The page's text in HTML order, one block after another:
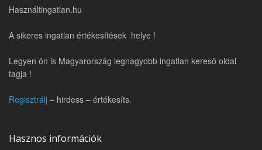
Használtingatlan.hu
A sikeres ingatlan értékesítések helye !
Legyen ön is Magyarország legnagyobb ingatlan kereső oldal
tagja !
Regisztrálj – hirdess – értékesíts.
Hasznos információk